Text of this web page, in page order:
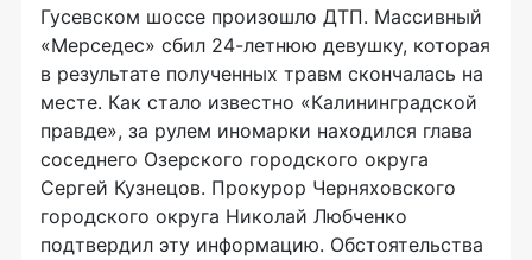
Гусевском шоссе произошло ДТП. Массивный
«Мерседес» сбил 24-летнюю девушку, которая
в результате полученных травм скончалась на
месте. Как стало известно «Калининградской
правде», за рулем иномарки находился глава
соседнего Озерского городского округа
Сергей Кузнецов. Прокурор Черняховского
городского округа Николай Любченко
подтвердил эту информацию. Обстоятельства